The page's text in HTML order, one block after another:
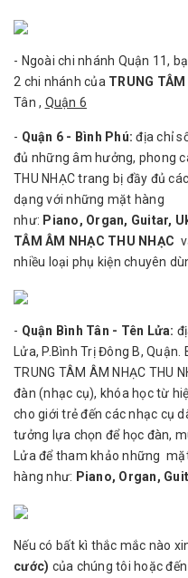
- Ngoài chi nhánh Quận 11,
2 chi nhánh của TRUNG
Tân , Quận 6
- Quận 6 - Bình Phú:địa chỉ
đủ những âm hưởng, phong
THU NHẠC trang bị đầy đủ
dạng với những mặt hàng
như: Piano, Organ, Guitar,
TÂM ÂM NHẠC THU NHẠC
nhiều loại phụ kiện chuyên
- Quận Bình Tân - Tên Lửa:
Lửa, P.Bình Trị Đông B,
TRUNG TÂM ÂM NHẠC THU
đàn (nhạc cụ), khóa học từ
cho giới trẻ đến các nhạc cụ
tưởng lựa chọn để học đàn,
Lửa để tham khảo những
hàng như: Piano, Organ,
Nếu có bất kì thắc mắc nào
cước) của chúng tôi hoặc